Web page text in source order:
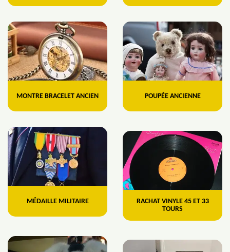
MONTRE BRACELET ANCIEN POUPÉE ANCIENNE
MÉDAILLE MILITAIRE
RACHAT VINYLE 45 ET 33
TOURS